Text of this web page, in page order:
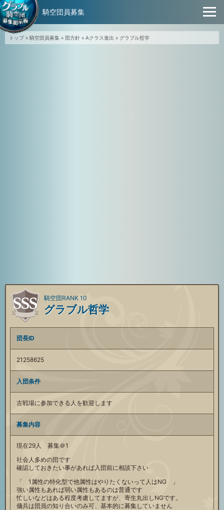
トップ» 騎空団員募集 » 団方針 » Aクラス進出 » グラブル哲学
グラブル哲学
騎空団RANK 10
団長ID
21258625
入団条件
古戦場に参加できる人を歓迎します
募集内容
現在29人 募集＠1
社会人多めの団です
確認しておきたい事があれば入団前に相談下さい
「 1属性の特化型で他属性はやりたくないって人はNG 」
強い属性もあれば弱い属性もあるのは普通です
忙しいなどはある程度考慮してますが、寄生丸出しNGです。
傭兵は団員の知り合いのみ可、基本的に募集していません
騎空団員募集